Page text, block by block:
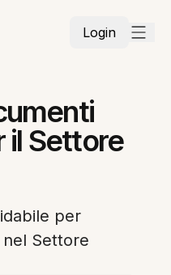
Login
il Settore
per
nel Settore